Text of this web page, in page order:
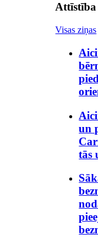
Attīstība
Visas ziņas
un
tās